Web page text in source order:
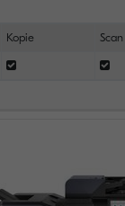
Kopie Scan